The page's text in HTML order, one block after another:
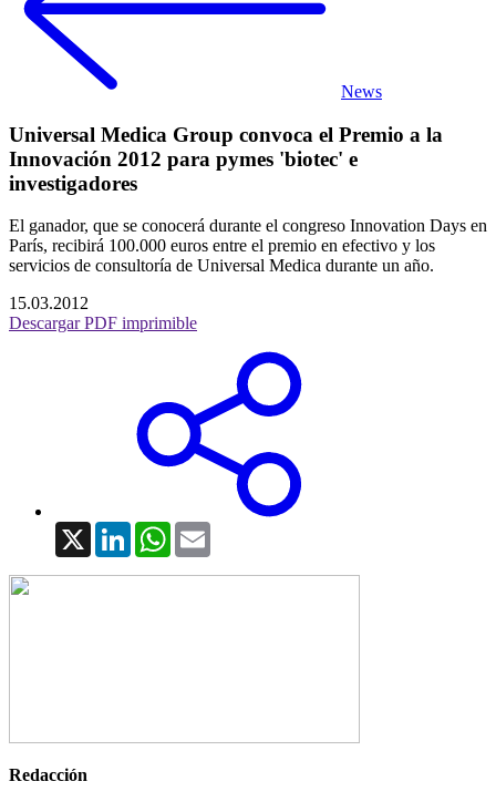
News
Universal Medica Group convoca el Premio a la
Innovación 2012 para pymes 'biotec' e
investigadores
El ganador, que se conocerá durante el congreso Innovation Days en
París, recibirá 100.000 euros entre el premio en efectivo y los
servicios de consultoría de Universal Medica durante un año.
15.03.2012
Descargar PDF imprimible
X LinkedInWhatsApp
Redacción